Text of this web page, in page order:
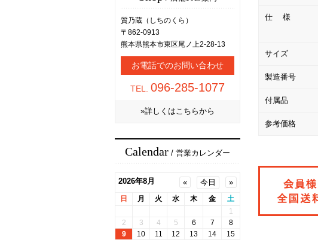
質乃蔵（しちのくら）
〒862-0913
熊本県熊本市東区尾ノ上2-28-13
お電話でのお問い合わせ
TEL. 096-285-1077
»詳しくはこちらから
Calendar / 営業カレンダー
仕 様
サイズ
製造番号
付属品
参考価格